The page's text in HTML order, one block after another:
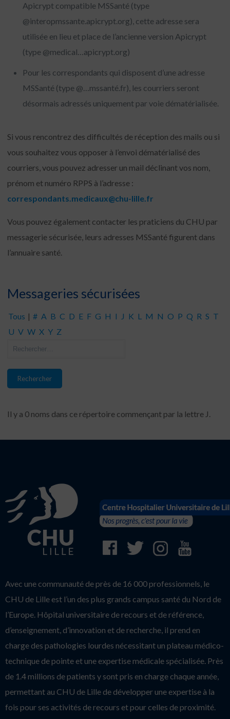
Apicrypt compatible MSSanté (type
@interopmssante.apicrypt.org), cette adresse sera
utilisée en lieu et place de l’ancienne version Apicrypt
(type @medical…apicrypt.org)
Pour les correspondants qui disposent d’une adresse
MSSanté (type @…mssanté.fr), les courriers seront
désormais adressés uniquement par voie dématérialisée.
Si vous rencontrez des difficultés de réception des mails ou si
vous souhaitez vous opposer à l’envoi dématérialisé des
courriers, vous pouvez adresser un mail déclinant vos nom,
prénom et numéro RPPS à l’adresse :
correspondants.medicaux@chu-lille.fr
Vous pouvez également contacter les praticiens du CHU par
messagerie sécurisée, leurs adresses MSSanté figurent dans
l’annuaire santé.
Messageries sécurisées
Tous | # A B C D E F G H I J K L M N O P Q R S T
U V W X Y Z
Il y a 0 noms dans ce répertoire commençant par la lettre J.
Avec une communauté de près de 16 000 professionnels, le
CHU de Lille est l’un des plus grands campus santé du Nord de
l’Europe. Hôpital universitaire de recours et de référence,
d’enseignement, d’innovation et de recherche, il prend en
charge des pathologies lourdes nécessitant un plateau médico-
technique de pointe et une expertise médicale spécialisée. Près
de 1.4 millions de patients y sont pris en charge chaque année,
permettant au CHU de Lille de développer une expertise à la
fois pour ses activités de recours et pour celles de proximité.